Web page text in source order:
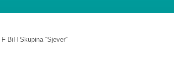
BiH Skupina ''Sjever''